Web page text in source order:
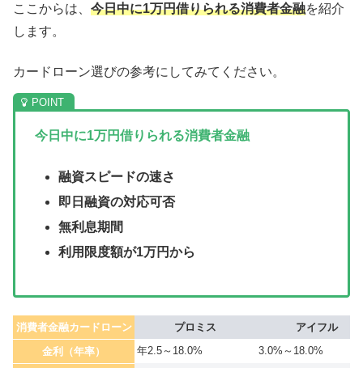
ここからは、 今日中に1万円借りられる消費者金融を紹介
します。
カードローン選びの参考にしてみてください。
今日中に1万円借りられる消費者金融
融資スピードの速さ
即日融資の対応可否
無利息期間
利用限度額が1万円から
消費者金融カードローン プロミス
アイフル
金利（年率）
年2.5～18.0% 3.0%～18.0%